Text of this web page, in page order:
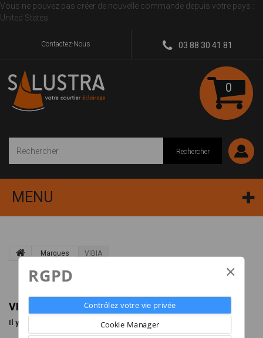
×
RGPD
Contrôlez votre vie privée
Cookie Manager
Vous ne pouvez pas créer de nouvelle commande depuis votre pays :
United States
Contactez-Nous 03 88 30 41 81
0
Rechercher
MENU
Marques VIBIA
VIBIA
Il y a 17 produits.